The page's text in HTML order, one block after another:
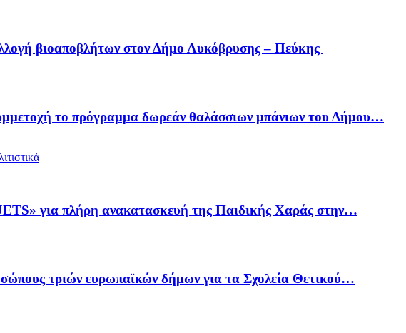
βιοαποβλήτων στον Δήμο Λυκόβρυσης – Πεύκης
το πρόγραμμα δωρεάν θαλάσσιων μπάνιων του Δήμου…
για πλήρη ανακατασκευή της Παιδικής Χαράς στην…
τριών ευρωπαϊκών δήμων για τα Σχολεία Θετικού…